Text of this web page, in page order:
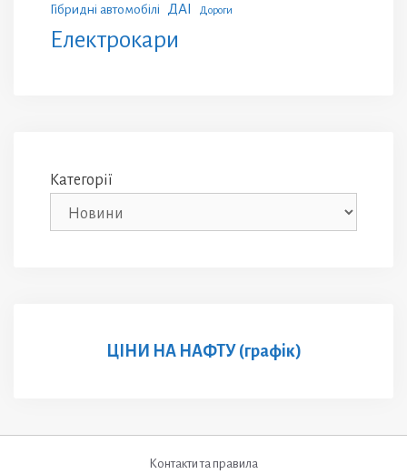
Гібридні автомобілі ДАІ Дороги
Електрокари
Категорії
ЦІНИ НА НАФТУ (графік)
Контакти та правила